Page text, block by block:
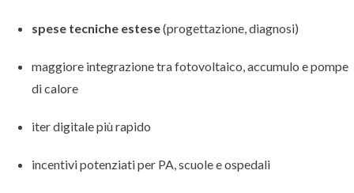
spese tecniche estese(progettazione, diagnosi)
maggiore integrazione tra fotovoltaico, accumulo e pompe
di calore
iter digitale più rapido
incentivi potenziati per PA, scuole e ospedali